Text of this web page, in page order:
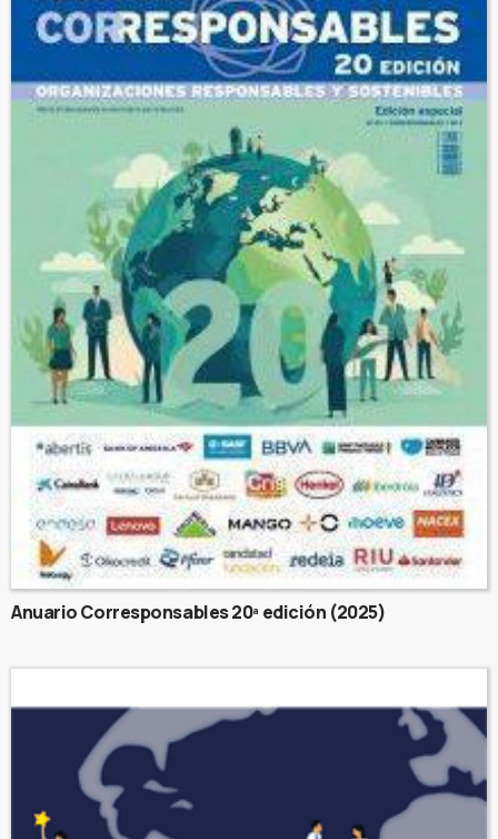
Anuario Corresponsables 20ª edición (2025)